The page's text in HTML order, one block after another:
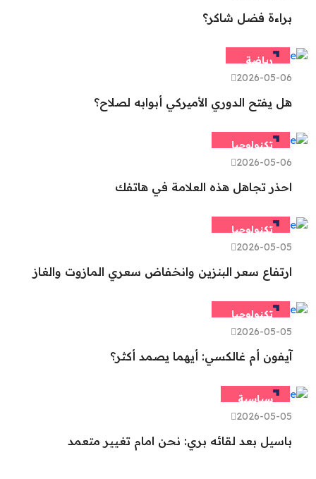
براءة فضل شاكر؟
رياضة
2026-05-06
هل يفتح الدوري الأميركي أبوابه لصلاح؟
تكنولوجيا
2026-05-06
احذر تجاهل هذه العلامة في هاتفك
تكنولوجيا
2026-05-05
ارتفاع سعر البنزين وانخفاض سعري المازوت والغاز
تكنولوجيا
2026-05-05
آيفون أم غالكسي: أيهما يصمد أكثر؟
سياسية
2026-05-05
باسيل بعد لقائه بري: نحن امام تغيير متعمد